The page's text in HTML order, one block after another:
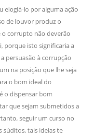
elogiá-lo por alguma ação
de louvor produz o
o corrupto não deverão
porque isto significaria a
persuasão à corrupção
na posição que lhe seja
o bom ideal do
o dispensar bom
que sejam submetidos a
seguir um curso no
súditos, tais ideias te